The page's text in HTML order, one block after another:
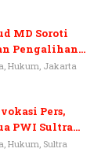
MD Soroti
Pengalihan
Tersangka
Hukum, Jakarta
Pers,
PWI Sultra
Menjadi
Hukum, Sultra